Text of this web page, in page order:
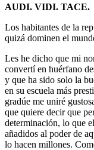
AUDI. VIDI. TACE.
Los habitantes de la
quizá dominen el
Les he dicho que mi
convertí en huérfano
y que ha sido solo la
en su escuela más
gradúe me uniré
que quiere decir que
determinación, lo que
añadidos al poder de
lo hacen millones.